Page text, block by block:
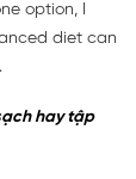
option, I
diet can
.
hay tập